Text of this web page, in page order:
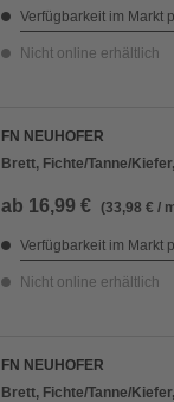
Verfügbarkeit im Markt
Nicht online erhältlich
FN NEUHOFER
Brett, Fichte/Tanne/
ab 16,99 € (33,98 € /
Verfügbarkeit im Markt
Nicht online erhältlich
FN NEUHOFER
Brett, Fichte/Tanne/